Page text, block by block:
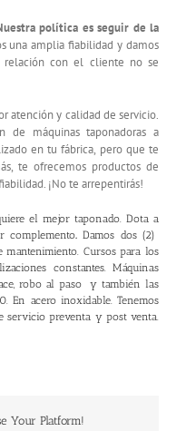
política es seguir de la
una amplia fiabilidad y damos
relación con el cliente no se
atención y calidad de servicio.
de máquinas taponadoras a
en tu fábrica, pero que te
te ofrecemos productos de
¡No te arrepentirás!
el mejor taponado. Dota a
.Damos dos (2)
mantenimiento. Cursos para los
constantes. Máquinas
robo al paso y también las
En acero inoxidable. Tenemos
servicio preventa y post venta.
Your Platform!